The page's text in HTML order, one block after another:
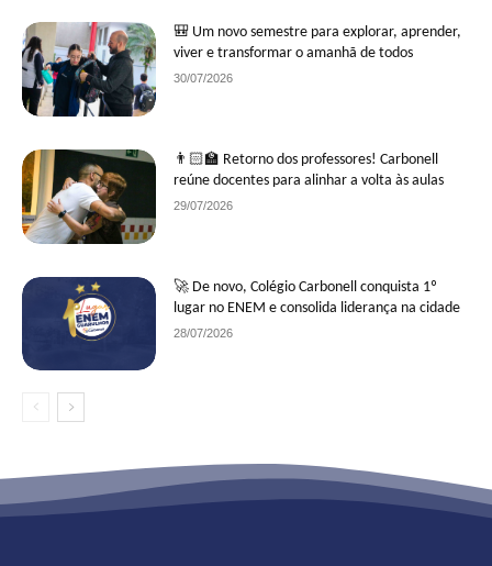
🎒 Um novo semestre para explorar, aprender,
viver e transformar o amanhã de todos
30/07/2026
👨🏻‍🏫 Retorno dos professores! Carbonell
reúne docentes para alinhar a volta às aulas
29/07/2026
🚀 De novo, Colégio Carbonell conquista 1º
lugar no ENEM e consolida liderança na cidade
28/07/2026